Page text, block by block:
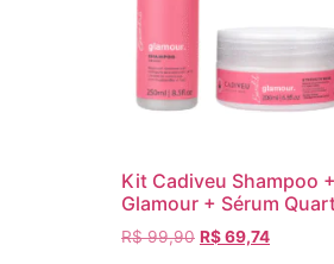
Kit Cadiveu Shampoo
Glamour + Sérum
R$99,90 R$69,74